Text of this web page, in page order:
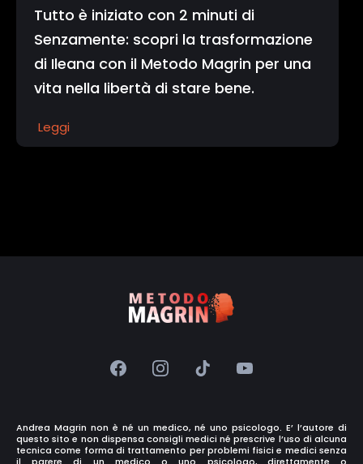
Tutto è iniziato con 2 minuti di
Senzamente: scopri la trasformazione
di Ileana con il Metodo Magrin per una
vita nella libertà di stare bene.
Leggi
Andrea Magrin non è né un medico, né uno psicologo. E’ l’autore di
questo sito e non dispensa consigli medici né prescrive l’uso di alcuna
tecnica come forma di trattamento per problemi fisici e medici senza